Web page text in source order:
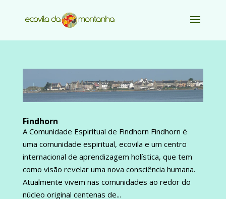
Findhorn
A Comunidade Espiritual de Findhorn Findhorn é
uma comunidade espiritual, ecovila e um centro
internacional de aprendizagem holística, que tem
como visão revelar uma nova consciência humana.
Atualmente vivem nas comunidades ao redor do
núcleo original centenas de...